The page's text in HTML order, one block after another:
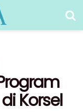
Korsel